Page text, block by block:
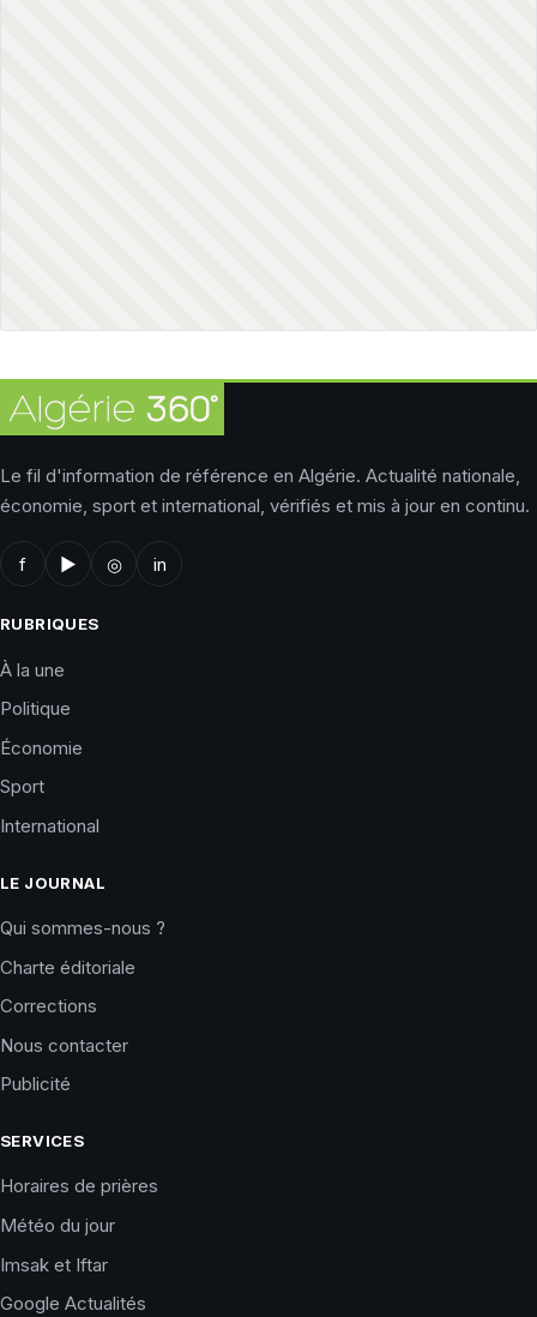
Le fil d'information de référence en Algérie. Actualité nationale,
économie, sport et international, vérifiés et mis à jour en continu.
f ▶ ◎ in
RUBRIQUES
À la une
Politique
Économie
Sport
International
LE JOURNAL
Qui sommes-nous ?
Charte éditoriale
Corrections
Nous contacter
Publicité
SERVICES
Horaires de prières
Météo du jour
Imsak et Iftar
Google Actualités